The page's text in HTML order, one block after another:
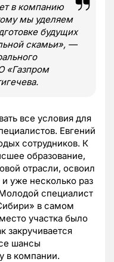
в компанию
мы уделяем
будущих
скамьи», —
«Газпром
все условия для
Евгений
сотрудников. К
образование,
отрасли, освоил
уже несколько раз
специалист
в самом
участка было
закручивается
шансы
в компании.